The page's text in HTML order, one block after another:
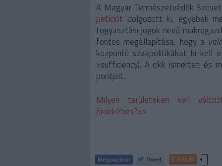
A Magyar Természetvédők
petíciót dolgozott ki, egyebek
fogyasztási jogok nevű
fontos megállapítása, hogy a
központú szakpolitikákat ki kell
>sufficiency). A cikk ismerteti és
pontjait.
Milyen területeken kell
érdekében?>>
Tetszik